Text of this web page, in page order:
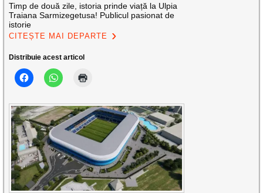
Timp de două zile, istoria prinde viață la Ulpia
Traiana Sarmizegetusa! Publicul pasionat de
istorie
CITEȘTE MAI DEPARTE
Distribuie acest articol